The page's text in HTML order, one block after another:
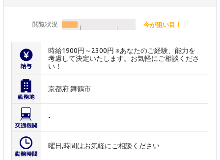
閲覧状況 今が狙い目！
時給1900円～2300円 ※あなたのご経験、能力を
考慮して決定いたします。お気軽にご相談くださ
い！
京都府 舞鶴市
-
曜日,時間はお気軽にご相談ください